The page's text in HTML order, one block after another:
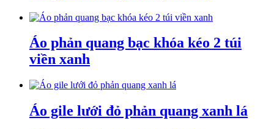
Áo phản quang bạc khóa kéo 2 túi
viền xanh
Áo gile lưới đỏ phản quang xanh lá